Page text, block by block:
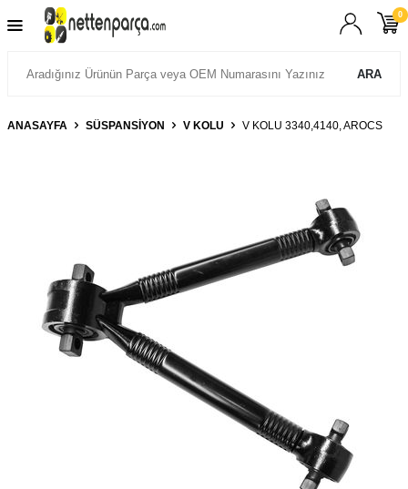
ARA
0
ANASAYFA SÜSPANSIYON V KOLU V KOLU 3340,4140, AROCS